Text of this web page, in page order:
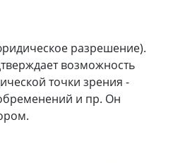
разрешение).
возможность
точки зрения -
и пр. Он